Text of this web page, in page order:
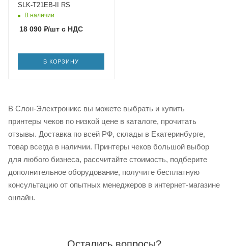
SLK-T21EB-II RS
В наличии
18 090 ₽/шт с НДС
В КОРЗИНУ
В Слон-Электроникс вы можете выбрать и купить
принтеры чеков по низкой цене в каталоге, прочитать
отзывы. Доставка по всей РФ, склады в Екатеринбурге,
товар всегда в наличии. Принтеры чеков большой выбор
для любого бизнеса, рассчитайте стоимость, подберите
дополнительное оборудование, получите бесплатную
консультацию от опытных менеджеров в интернет-магазине
онлайн.
Остались вопросы?